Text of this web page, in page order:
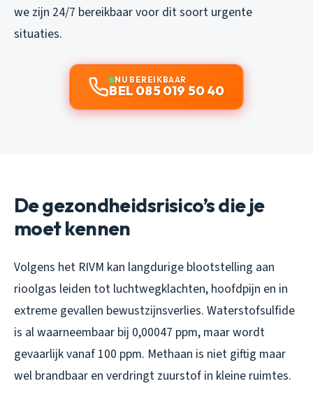
we zijn 24/7 bereikbaar voor dit soort urgente
situaties.
NU BEREIKBAAR
BEL 085 019 50 40
De gezondheidsrisico’s die je
moet kennen
Volgens het RIVM kan langdurige blootstelling aan
rioolgas leiden tot luchtwegklachten, hoofdpijn en in
extreme gevallen bewustzijnsverlies. Waterstofsulfide
is al waarneembaar bij 0,00047 ppm, maar wordt
gevaarlijk vanaf 100 ppm. Methaan is niet giftig maar
wel brandbaar en verdringt zuurstof in kleine ruimtes.